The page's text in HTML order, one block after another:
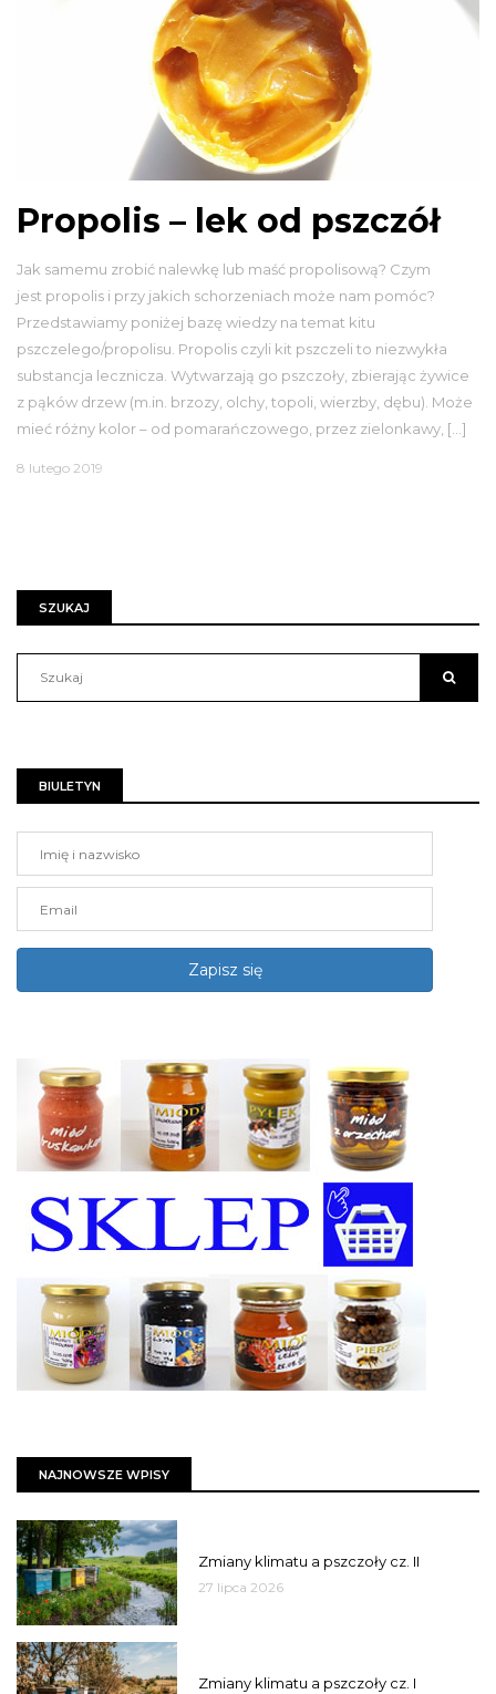
Propolis – lek od pszczół
Jak samemu zrobić nalewkę lub maść propolisową? Czym
jest propolis i przy jakich schorzeniach może nam pomóc?
Przedstawiamy poniżej bazę wiedzy na temat kitu
pszczelego/propolisu. Propolis czyli kit pszczeli to niezwykła
substancja lecznicza. Wytwarzają go pszczoły, zbierając żywice
z pąków drzew (m.in. brzozy, olchy, topoli, wierzby, dębu). Może
mieć różny kolor – od pomarańczowego, przez zielonkawy, […]
8 lutego 2019
SZUKAJ
BIULETYN
NAJNOWSZE WPISY
Zmiany klimatu a pszczoły cz. II
27 lipca 2026
Zmiany klimatu a pszczoły cz. I